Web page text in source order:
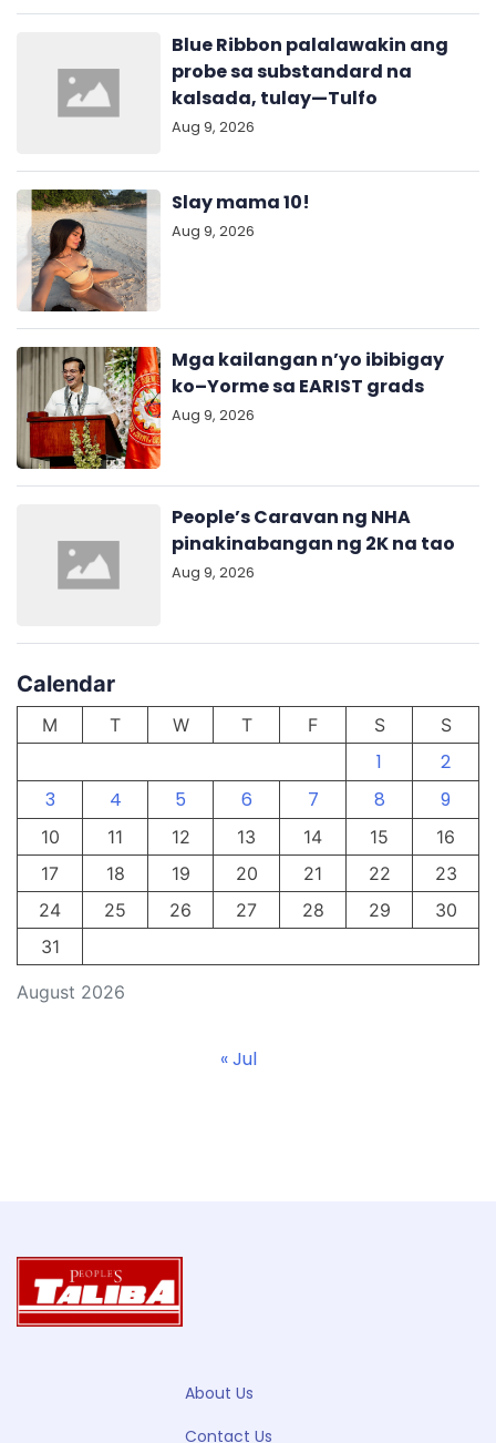
Blue Ribbon palalawakin ang
probe sa substandard na
kalsada, tulay—Tulfo
Aug 9, 2026
Slay mama 10!
Aug 9, 2026
Mga kailangan n’yo ibibigay
ko–Yorme sa EARIST grads
Aug 9, 2026
People’s Caravan ng NHA
pinakinabangan ng 2K na tao
Aug 9, 2026
Calendar
August 2026
M T W T F S S
1
2
3
4 5 6 7 8 9
10 11 12 13 14 15
16
17
18 19 20 21 22
23
24
25 26 27 28 29
30
31
« Jul
About Us
Contact Us